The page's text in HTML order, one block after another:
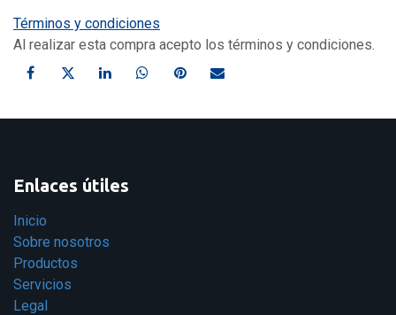
Términos y condiciones
Al realizar esta compra acepto los términos y condiciones.
Enlaces útiles
Inicio
Sobre nosotros
Productos
Servicios
Legal